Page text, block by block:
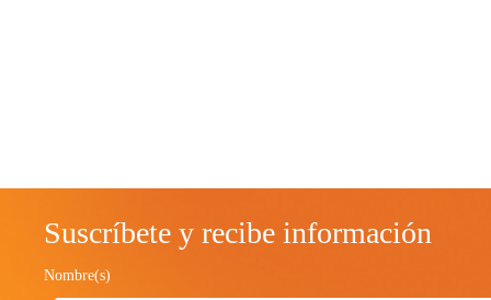
Suscríbete y recibe información
Nombre(s)